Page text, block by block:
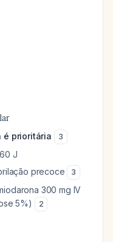
é prioritária 3
J
precoce
3
300 mg IV
5%)
2